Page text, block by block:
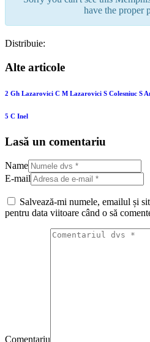
have the proper
Distribuie:
Alte articole
2 Gh Lazarovici C M Lazarovici S Colesniuc S
5 C Inel
Lasă un comentariu
Name
E-mail
Salvează-mi numele, emailul și
pentru data viitoare când o să
Comentariu